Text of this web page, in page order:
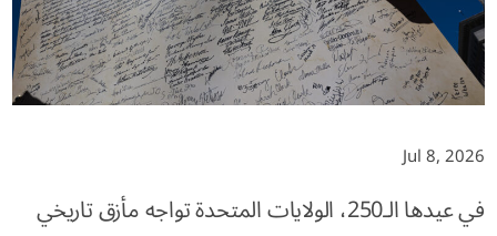
Jul 8, 2026
في عيدها الـ250، الولايات المتحدة تواجه مأزق تاريخي